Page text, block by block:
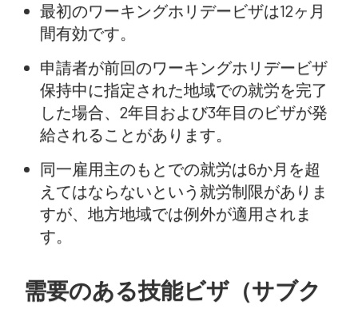
最初のワーキングホリデービザは12ヶ月
間有効です。
申請者が前回のワーキングホリデービザ
保持中に指定された地域での就労を完了
した場合、2年目および3年目のビザが発
給されることがあります。
同一雇用主のもとでの就労は6か月を超
えてはならないという就労制限がありま
すが、地方地域では例外が適用されま
す。
需要のある技能ビザ（サブク